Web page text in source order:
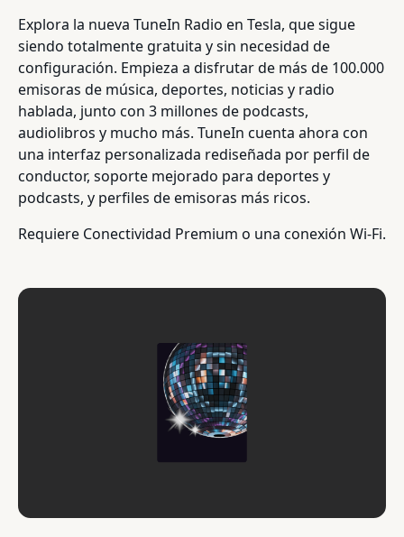
Explora la nueva TuneIn Radio en Tesla, que sigue
siendo totalmente gratuita y sin necesidad de
configuración. Empieza a disfrutar de más de 100.000
emisoras de música, deportes, noticias y radio
hablada, junto con 3 millones de podcasts,
audiolibros y mucho más. TuneIn cuenta ahora con
una interfaz personalizada rediseñada por perfil de
conductor, soporte mejorado para deportes y
podcasts, y perfiles de emisoras más ricos.
Requiere Conectividad Premium o una conexión Wi-Fi.